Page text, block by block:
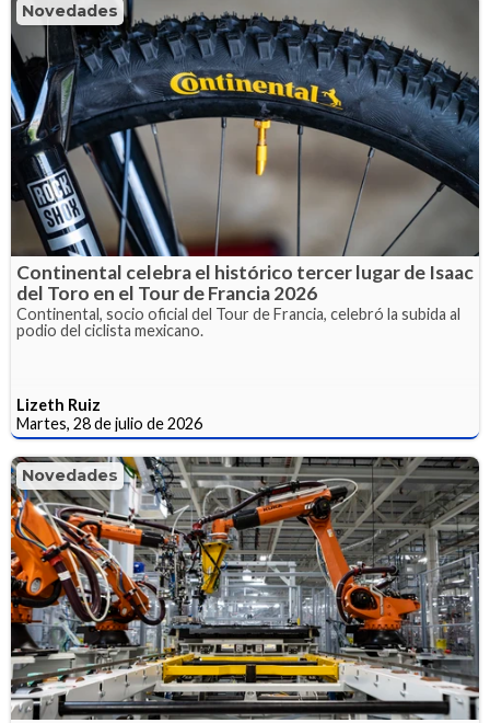
Novedades
Continental celebra el histórico tercer lugar de Isaac
del Toro en el Tour de Francia 2026
Continental, socio oficial del Tour de Francia, celebró la subida al
podio del ciclista mexicano.
Lizeth Ruiz
Martes, 28 de julio de 2026
Novedades